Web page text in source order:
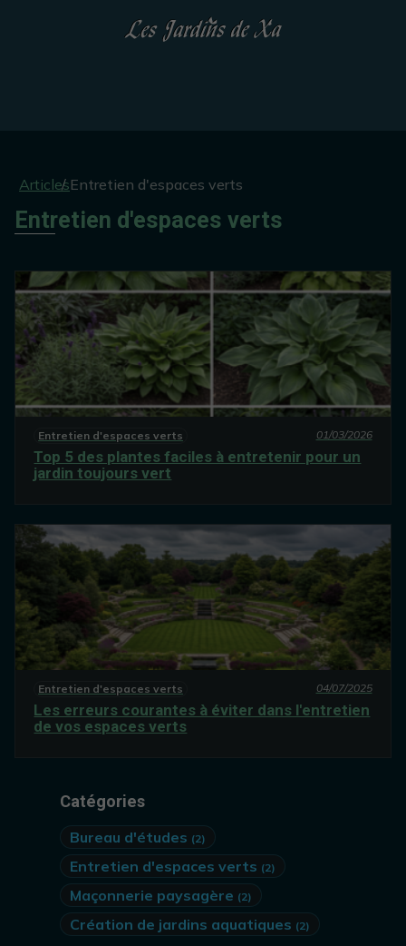
Catégories
Bureau d'études (2)
Entretien d'espaces verts (2)
Maçonnerie paysagère (2)
Création de jardins aquatiques (2)
ArticlesEntretien d'espaces verts
Entretien d'espaces verts
Entretien d'espaces verts 01/03/2026
Top 5 des plantes faciles à entretenir pour un
jardin toujours vert
Entretien d'espaces verts 04/07/2025
Les erreurs courantes à éviter dans l'entretien
de vos espaces verts